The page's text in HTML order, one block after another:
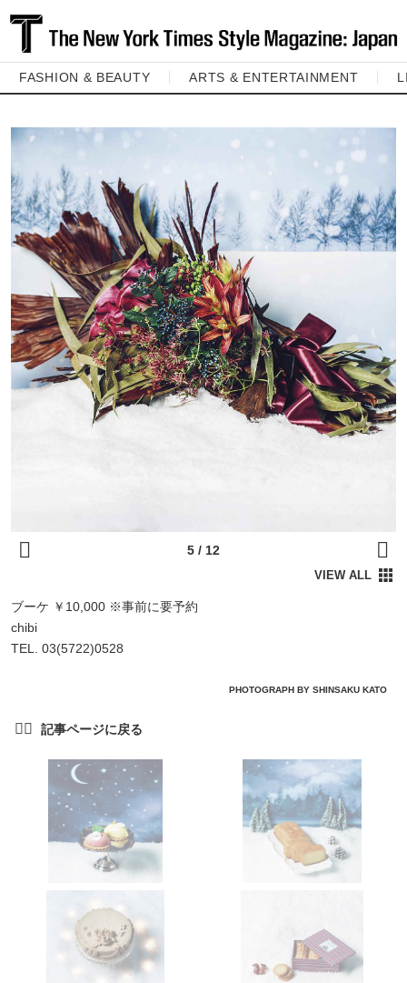
FASHION & BEAUTY ARTS & ENTERTAINMENT
ブーケ ￥10,000 ※事前に要予約
chibi
TEL. 03(5722)0528
PHOTOGRAPH BY SHINSAKU KATO